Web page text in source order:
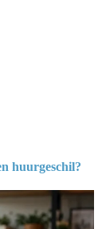
huurgeschil?